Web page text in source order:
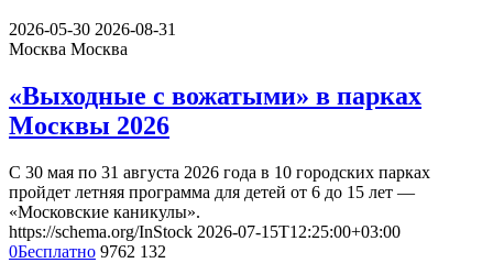
2026-05-30 2026-08-31
Москва Москва
«Выходные с вожатыми» в парках
Москвы 2026
С 30 мая по 31 августа 2026 года в 10 городских парках
пройдет летняя программа для детей от 6 до 15 лет —
«Московские каникулы».
https://schema.org/InStock 2026-07-15T12:25:00+03:00
0Бесплатно 9762 132